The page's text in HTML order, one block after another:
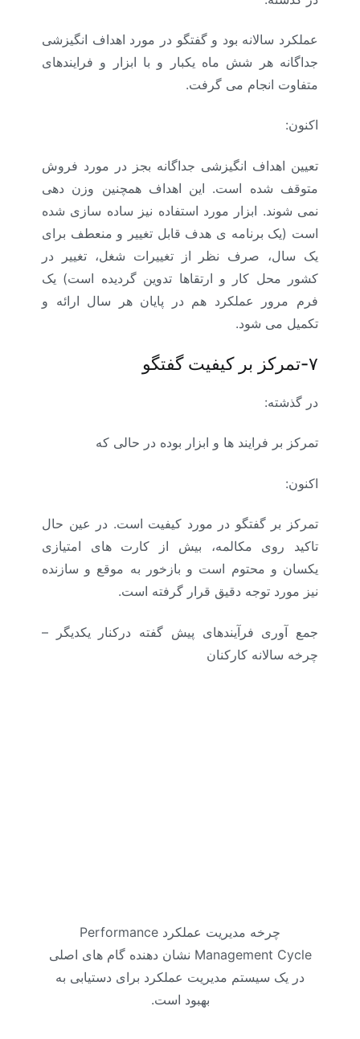
عملکرد سالانه بود و گفتگو در مورد اهداف انگیزشی
جداگانه هر شش ماه یکبار و با ابزار و فرایندهای
متفاوت انجام می گرفت.
اکنون:
تعیین اهداف انگیزشی جداگانه بجز در مورد فروش
متوقف شده است. این اهداف همچنین وزن دهی
نمی شوند. ابزار مورد استفاده نیز ساده سازی شده
است (یک برنامه ی هدف قابل تغییر و منعطف برای
یک سال، صرف نظر از تغییرات شغل، تغییر در
کشور محل کار و ارتقاها تدوین گردیده است) یک
فرم مرور عملکرد هم در پایان هر سال ارائه و
تکمیل می شود.
۷-تمرکز بر کیفیت گفتگو
در گذشته:
تمرکز بر فرایند ها و ابزار بوده در حالی که
اکنون:
تمرکز بر گفتگو در مورد کیفیت است. در عین حال
تاکید روی مکالمه، بیش از کارت های امتیازی
یکسان و محتوم است و بازخور به موقع و سازنده
نیز مورد توجه دقیق قرار گرفته است.
جمع آوری فرآیندهای پیش گفته درکنار یکدیگر –
چرخه سالانه کارکنان
چرخه مدیریت عملکرد Performance
Management Cycle نشان دهنده گام های اصلی
در یک سیستم مدیریت عملکرد برای دستیابی به
بهبود است.